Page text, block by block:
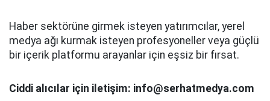
Haber sektörüne girmek isteyen yatırımcılar, yerel
medya ağı kurmak isteyen profesyoneller veya güçlü
bir içerik platformu arayanlar için eşsiz bir fırsat.
Ciddi alıcılar için iletişim: info@serhatmedya.com